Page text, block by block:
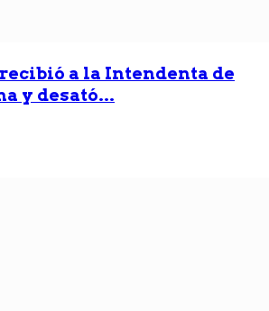
a la Intendenta de
y desató...